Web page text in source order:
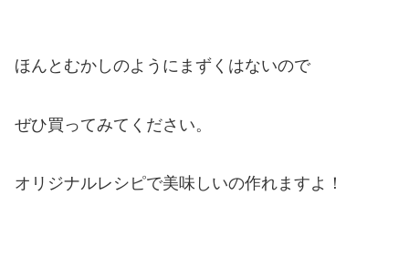
ほんとむかしのようにまずくはないので
ぜひ買ってみてください。
オリジナルレシピで美味しいの作れますよ！